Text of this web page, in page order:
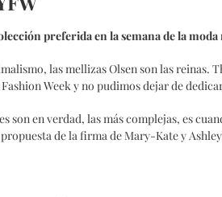
preferida en la semana de la
las mellizas Olsen son las reinas.
Week y no pudimos dejar de
son en verdad, las más complejas, es
propuesta de la firma de Mary-Kate y